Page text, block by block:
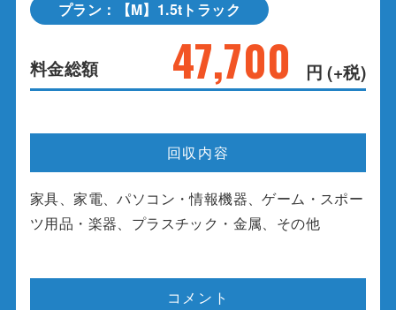
プラン：【M】1.5tトラック
料金総額 47,700 円 (+税)
回収内容
家具、家電、パソコン・情報機器、ゲーム・スポー
ツ用品・楽器、プラスチック・金属、その他
コメント